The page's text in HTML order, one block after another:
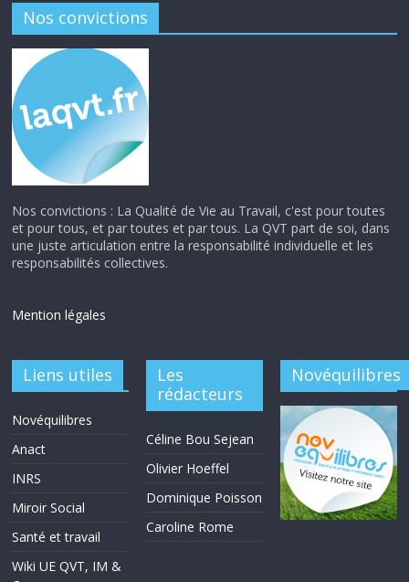
Nos convictions
Nos convictions : La Qualité de Vie au Travail, c'est pour toutes
et pour tous, et par toutes et par tous. La QVT part de soi, dans
une juste articulation entre la responsabilité individuelle et les
responsabilités collectives.
Mention légales
Liens utiles
Novéquilibres
Anact
INRS
Miroir Social
Santé et travail
Wiki UE QVT, IM &
Les
rédacteurs
Céline Bou Sejean
Olivier Hoeffel
Dominique Poisson
Caroline Rome
Novéquilibres